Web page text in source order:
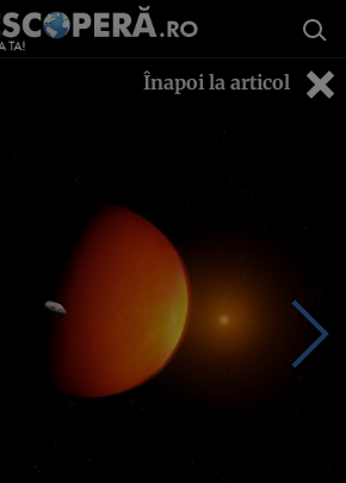
Înapoi la articol